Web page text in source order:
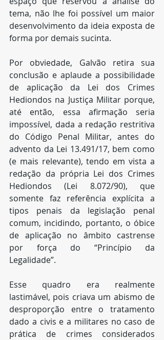
tema, não lhe foi possível um maior
desenvolvimento da ideia exposta de
forma por demais sucinta.
Por obviedade, Galvão retira sua
conclusão e aplaude a possibilidade
de aplicação da Lei dos Crimes
Hediondos na Justiça Militar porque,
até então, essa afirmação seria
impossível, dada a redação restritiva
do Código Penal Militar, antes do
advento da Lei 13.491/17, bem como
(e mais relevante), tendo em vista a
redação da própria Lei dos Crimes
Hediondos (Lei 8.072/90), que
somente faz referência explícita a
tipos penais da legislação penal
comum, incidindo, portanto, o óbice
de aplicação no âmbito castrense
por força do “Princípio da
Legalidade”.
Esse quadro era realmente
lastimável, pois criava um abismo de
desproporção entre o tratamento
dado a civis e a militares no caso de
prática de crimes considerados